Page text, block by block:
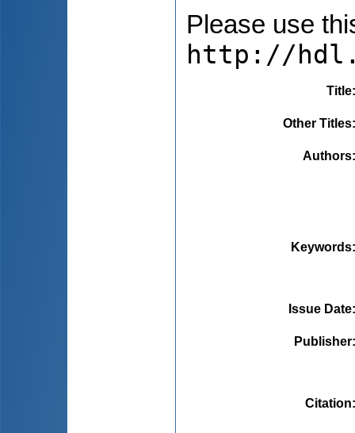
Please use
http://
Title
Other Titles
Authors
Keywords
Issue Date
Publisher
Citation